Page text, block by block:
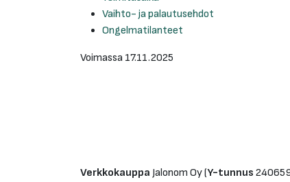
Vaihto- ja palautusehdot
Ongelmatilanteet
Voimassa 17.11.2025
Verkkokauppa Jalonom Oy (Y-tunnus